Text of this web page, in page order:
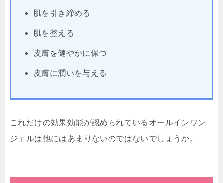
肌を引き締める
肌を整える
皮膚を健やかに保つ
皮膚に潤いを与える
これだけの効果効能が認められているオールインワン
ジェルは他にはあまりないのではないでしょうか。